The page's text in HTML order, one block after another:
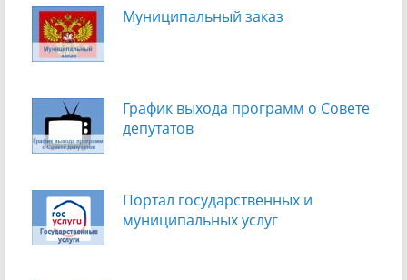
Муниципальный заказ
График выхода программ о Cовете
депутатов
Портал государственных и
муниципальных услуг